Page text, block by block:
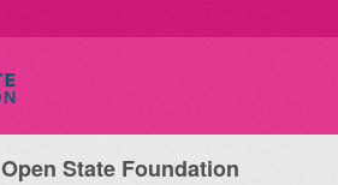
Open State Foundation